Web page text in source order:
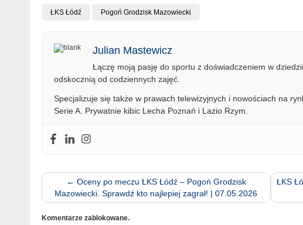
ŁKS Łódź Pogoń Grodzisk Mazowiecki
Julian Mastewicz
Łączę moją pasję do sportu z doświadczeniem w
odskocznią od codziennych zajęć.
Specjalizuje się także w prawach telewizyjnych i nowościach na
Serie A. Prywatnie kibic Lecha Poznań i Lazio Rzym.
← Oceny po meczu ŁKS Łódź – Pogoń Grodzisk
Mazowiecki. Sprawdź kto najlepiej zagrał! | 07.05.2026
ŁKS
Komentarze zablokowane.